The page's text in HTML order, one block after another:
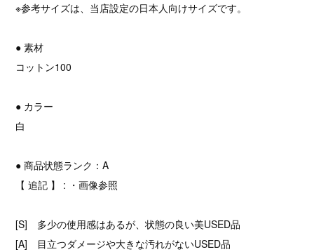
※参考サイズは、当店設定の日本人向けサイズです。
● 素材
コットン100
● カラー
白
● 商品状態ランク：A
【 追記 】 : ・画像参照
[S] 多少の使用感はあるが、状態の良い美USED品
[A] 目立つダメージや大きな汚れがないUSED品